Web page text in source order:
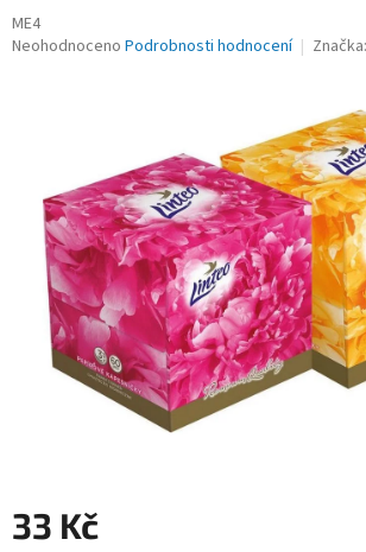
ME4
Průměrné
hvězdiček.
Neohodnoceno Podrobnosti hodnocení Značka:
33 Kč